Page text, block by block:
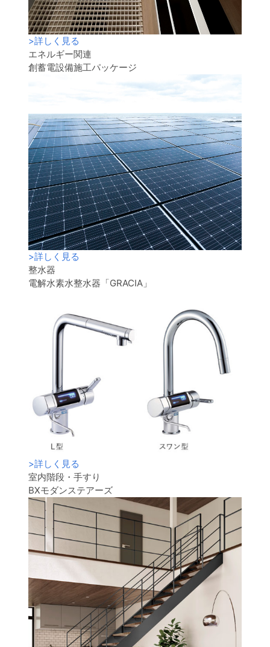
>詳しく見る
エネルギー関連
創蓄電設備施工パッケージ
>詳しく見る
整水器
電解水素水整水器「GRACIA」
>詳しく見る
室内階段・手すり
BXモダンステアーズ